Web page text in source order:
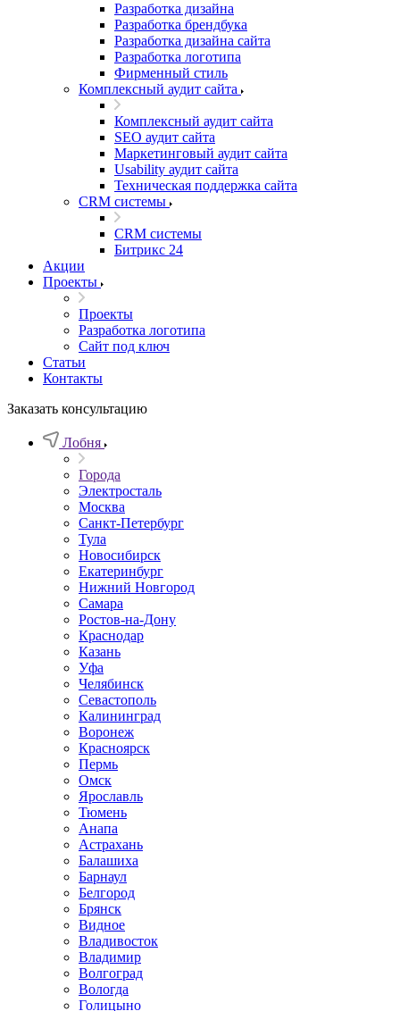
Разработка дизайна
Разработка брендбука
Разработка дизайна сайта
Разработка логотипа
Фирменный стиль
Комплексный аудит сайта
Комплексный аудит сайта
SEO аудит сайта
Маркетинговый аудит сайта
Usability аудит сайта
Техническая поддержка сайта
CRM системы
CRM системы
Битрикс 24
Акции
Проекты
Проекты
Разработка логотипа
Сайт под ключ
Статьи
Контакты
Заказать консультацию
Лобня
Города
Электросталь
Москва
Санкт-Петербург
Тула
Новосибирск
Екатеринбург
Нижний Новгород
Самара
Ростов-на-Дону
Краснодар
Казань
Уфа
Челябинск
Севастополь
Калининград
Воронеж
Красноярск
Пермь
Омск
Ярославль
Тюмень
Анапа
Астрахань
Балашиха
Барнаул
Белгород
Брянск
Видное
Владивосток
Владимир
Волгоград
Вологда
Голицыно